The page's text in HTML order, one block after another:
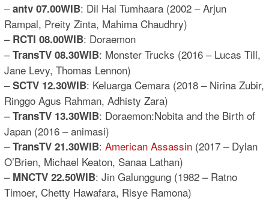
–antv 07.00WIB: Dil Hai Tumhaara (2002 – Arjun
Rampal, Preity Zinta, Mahima Chaudhry)
– RCTI 08.00WIB: Doraemon
–TransTV 08.30WIB: Monster Trucks (2016 – Lucas Till,
Jane Levy, Thomas Lennon)
–SCTV 12.30WIB: Keluarga Cemara (2018 – Nirina Zubir,
Ringgo Agus Rahman, Adhisty Zara)
–TransTV 13.30WIB: Doraemon:Nobita and the Birth of
Japan (2016 – animasi)
–TransTV 21.30WIB: American Assassin (2017 – Dylan
O’Brien, Michael Keaton, Sanaa Lathan)
– MNCTV 22.50WIB: Jin Galunggung (1982 – Ratno
Timoer, Chetty Hawafara, Risye Ramona)